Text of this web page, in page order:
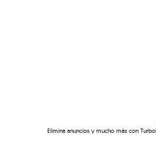
Elimina anuncios y mucho más con Turbo